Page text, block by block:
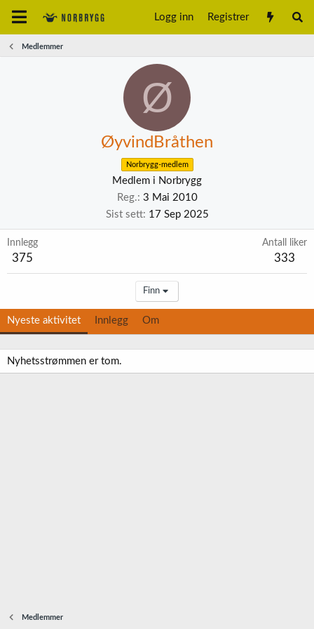
Logg inn Registrer
Medlemmer
Ø
ØyvindBråthen
Norbrygg-medlem
Medlem i Norbrygg
Reg. 3 Mai 2010
Sist sett
17 Sep 2025
Innlegg
375
Antall liker
333
Finn
Nyeste aktivitet Innlegg Om
Nyhetsstrømmen er tom.
Medlemmer